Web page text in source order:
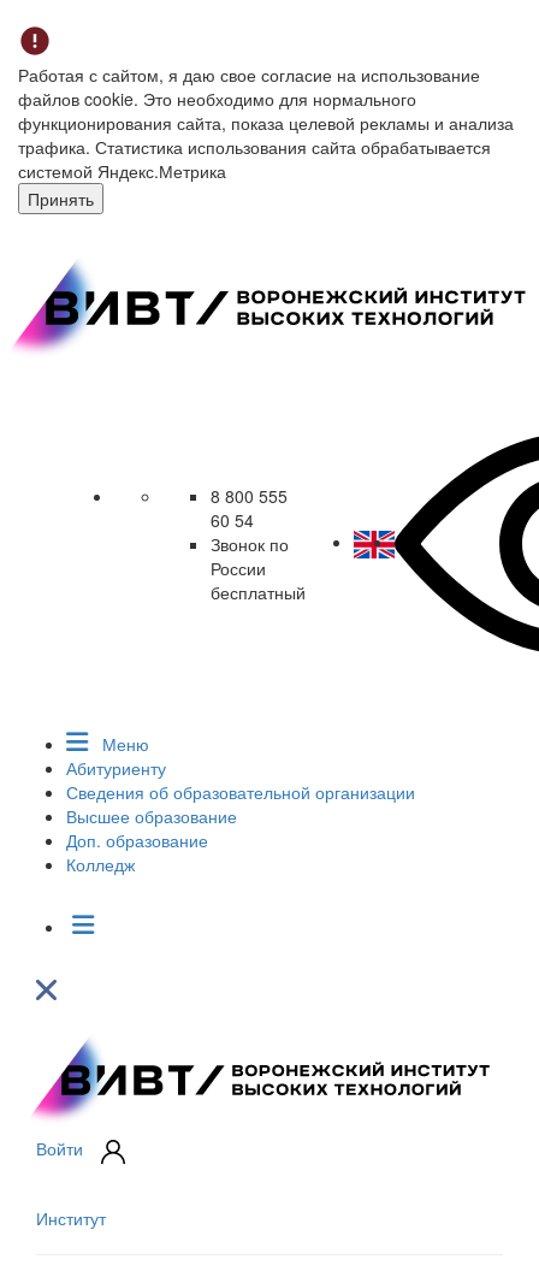
Работая с сайтом, я даю свое согласие на использование
файлов cookie. Это необходимо для нормального
функционирования сайта, показа целевой рекламы и анализа
трафика. Статистика использования сайта обрабатывается
системой Яндекс.Метрика
Принять
8 800 555
60 54
Звонок по
России
бесплатный
Меню
Абитуриенту
Сведения об образовательной организации
Высшее образование
Доп. образование
Колледж
Войти
Институт